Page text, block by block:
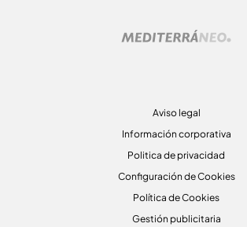
Aviso legal
Información corporativa
Politica de privacidad
Configuración de Cookies
Política de Cookies
Gestión publicitaria